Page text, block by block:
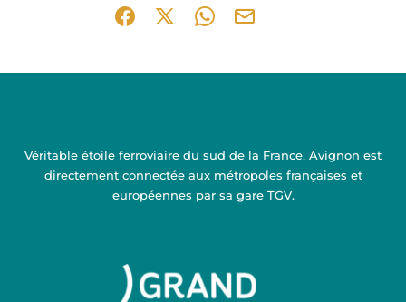
Partager sur Facebook (nouvelle fenêtre)
Partager sur X / Twitter (nouvelle
Partager sur WhatsApp
Partager par mail
Véritable étoile ferroviaire du sud de la France, Avignon est
directement connectée aux métropoles françaises et
européennes par sa gare TGV.